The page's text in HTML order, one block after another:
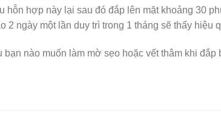
hỗn hợp này lại sau đó đắp lên mặt khoảng 30
2 ngày một lần duy trì trong 1 tháng sẽ thấy
bạn nào muốn làm mờ sẹo hoặc vết thâm khi